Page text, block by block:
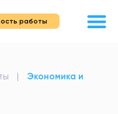
работы
|
Экономика и